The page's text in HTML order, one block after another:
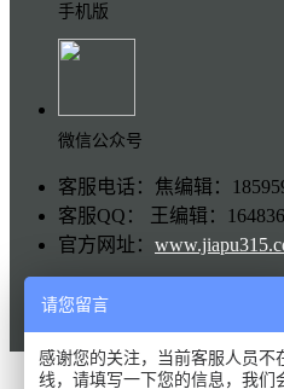
手机版
微信公众号
客服电话：焦编辑：
客服QQ： 王编辑：
官方网址：
请您留言
感谢您的关注，当前客服人员不
线，请填写一下您的信息，我们